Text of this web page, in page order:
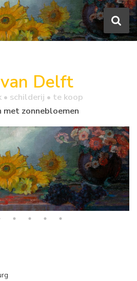
Delft
• schilderij • te koop
zonnebloemen